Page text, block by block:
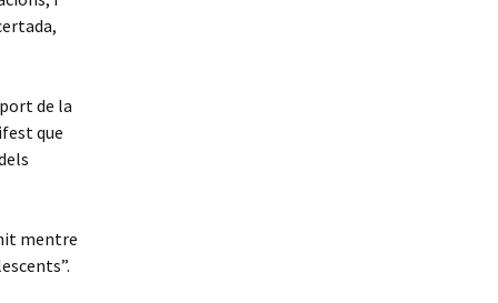
de la
que
mentre